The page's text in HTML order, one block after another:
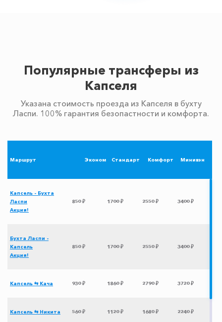
Популярные трансферы из
Капселя
Указана стоимость проезда из Капселя в бухту
Ласпи. 100% гарантия безопастности и комфорта.
Маршрут Эконом Стандарт Комфорт Минивэн
Капсель - Бухта
Ласпи
Акция!
850 ₽ 1700 ₽ 2550 ₽ 3400 ₽
Бухта Ласпи -
Капсель
Акция!
850 ₽ 1700 ₽ 2550 ₽ 3400 ₽
Капсель ⇆ Кача 930 ₽ 1860 ₽ 2790 ₽ 3720 ₽
Капсель ⇆ Никита 560 ₽ 1120 ₽ 1680 ₽ 2240 ₽